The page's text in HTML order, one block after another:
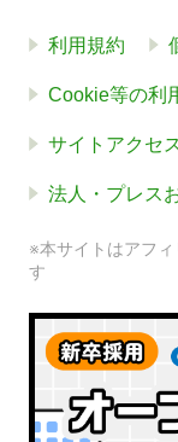
利用規約
Cookie等の利
サイトアクセ
法人・プレス
※本サイトはアフ
す